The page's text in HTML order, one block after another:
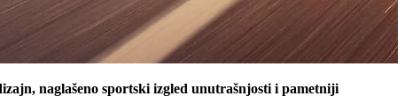
naglašeno sportski izgled unutrašnjosti i pametniji